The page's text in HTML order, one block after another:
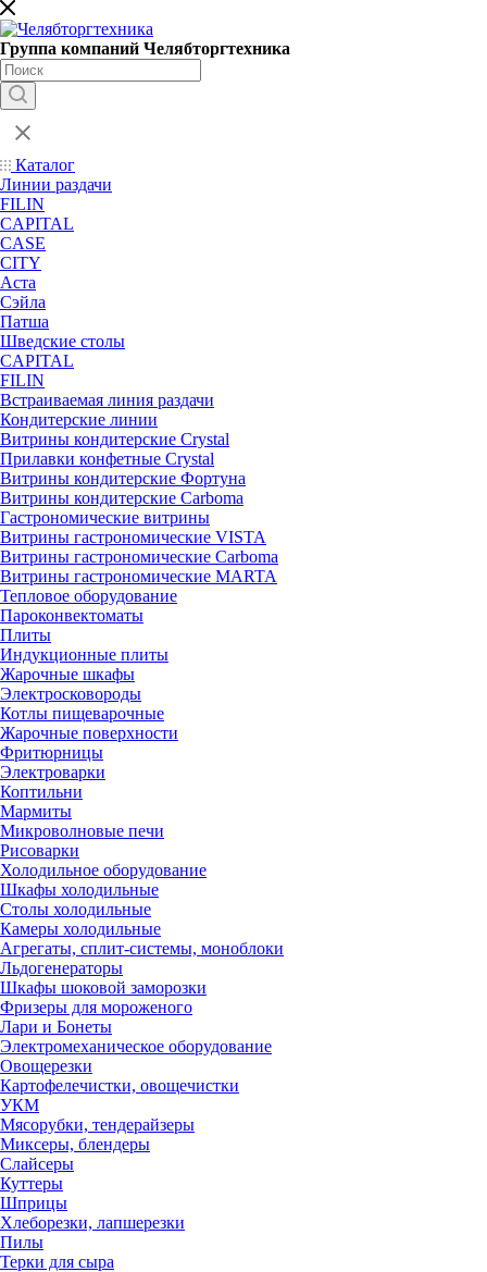
Группа компаний Челябторгтехника
Каталог
Линии раздачи
FILIN
CAPITAL
CASE
CITY
Аста
Сэйла
Патша
Шведские столы
CAPITAL
FILIN
Встраиваемая линия раздачи
Кондитерские линии
Витрины кондитерские Crystal
Прилавки конфетные Crystal
Витрины кондитерские Фортуна
Витрины кондитерские Carboma
Гастрономические витрины
Витрины гастрономические VISTA
Витрины гастрономические Carboma
Витрины гастрономические MARTA
Тепловое оборудование
Пароконвектоматы
Плиты
Индукционные плиты
Жарочные шкафы
Электросковороды
Котлы пищеварочные
Жарочные поверхности
Фритюрницы
Электроварки
Коптильни
Мармиты
Микроволновые печи
Рисоварки
Холодильное оборудование
Шкафы холодильные
Столы холодильные
Камеры холодильные
Агрегаты, сплит-системы, моноблоки
Льдогенераторы
Шкафы шоковой заморозки
Фризеры для мороженого
Лари и Бонеты
Электромеханическое оборудование
Овощерезки
Картофелечистки, овощечистки
УКМ
Мясорубки, тендерайзеры
Миксеры, блендеры
Слайсеры
Куттеры
Шприцы
Хлеборезки, лапшерезки
Пилы
Терки для сыра